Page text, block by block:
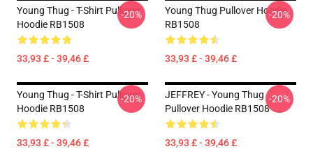
Young Thug - T-Shirt Pullover
Hoodie RB1508
33,93 £ - 39,46 £
-20%
Young Thug Pullover Hoodie
RB1508
33,93 £ - 39,46 £
-20%
Young Thug - T-Shirt Pullover
Hoodie RB1508
33,93 £ - 39,46 £
-20%
JEFFREY - Young Thug
Pullover Hoodie RB1508
33,93 £ - 39,46 £
-20%